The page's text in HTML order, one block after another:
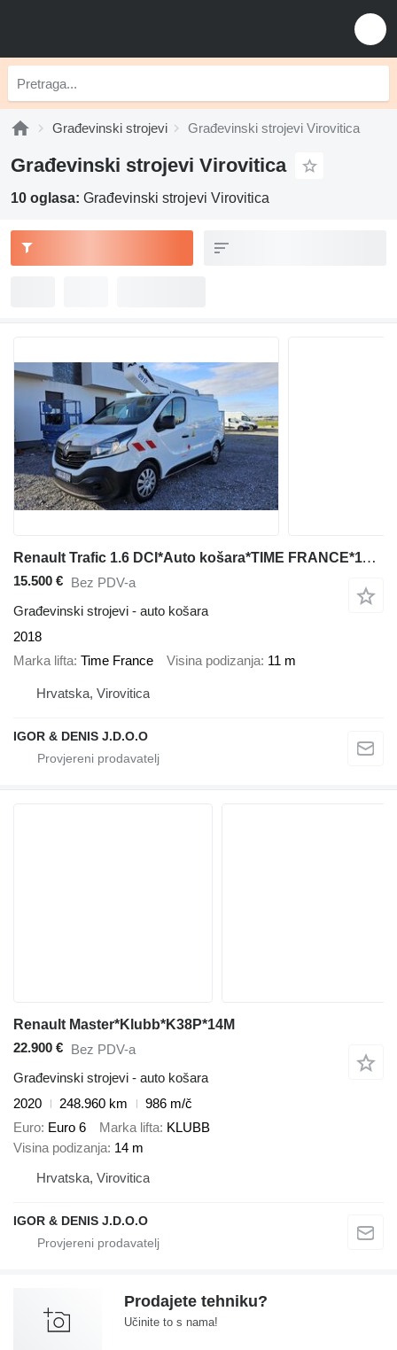
Građevinski strojevi Građevinski strojevi Virovitica
Građevinski strojevi Virovitica
10 oglasa: Građevinski strojevi Virovitica
Renault Trafic 1.6 DCI*Auto košara*TIME FRANCE*11M*2018G*LEASING
15.500 € Bez PDV-a
Građevinski strojevi - auto košara
2018
Marka lifta Time France Visina podizanja 11 m
Hrvatska, Virovitica
IGOR & DENIS J.D.O.O
Renault Master*Klubb*K38P*14M
22.900 € Bez PDV-a
Građevinski strojevi - auto košara
2020
248.960 km
986 m/č
Euro Euro 6 Marka lifta KLUBB
Visina podizanja 14 m
Hrvatska, Virovitica
IGOR & DENIS J.D.O.O
Prodajete tehniku?
Učinite to s nama!